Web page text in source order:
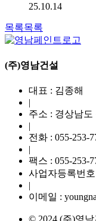
25.10.14
목록목록
(주)영남건설
대표 : 김종해
주소 : 경상남
전화 : 055-253-
팩스 : 055-253-
사업자등록번호
이메일 :